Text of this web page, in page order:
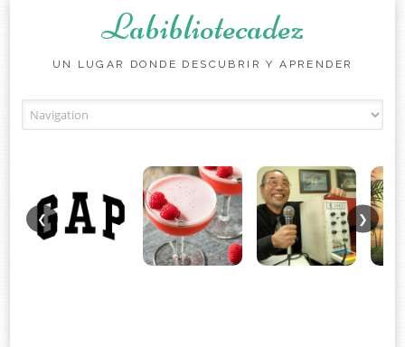
Labibliotecadez
UN LUGAR DONDE DESCUBRIR Y APRENDER
❮ ❯